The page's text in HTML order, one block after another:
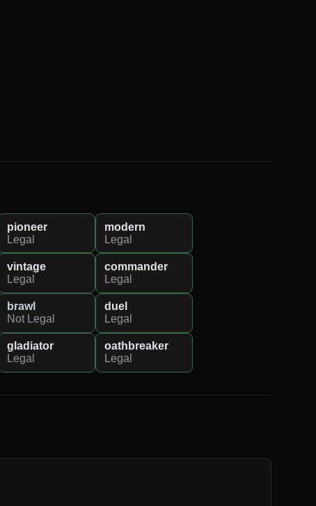
pioneer
Legal
modern
Legal
vintage
Legal
commander
Legal
brawl
Not Legal
duel
Legal
gladiator
Legal
oathbreaker
Legal